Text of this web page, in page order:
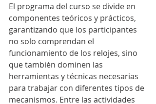
El programa del curso se divide en
componentes teóricos y prácticos,
garantizando que los participantes
no solo comprendan el
funcionamiento de los relojes, sino
que también dominen las
herramientas y técnicas necesarias
para trabajar con diferentes tipos de
mecanismos. Entre las actividades